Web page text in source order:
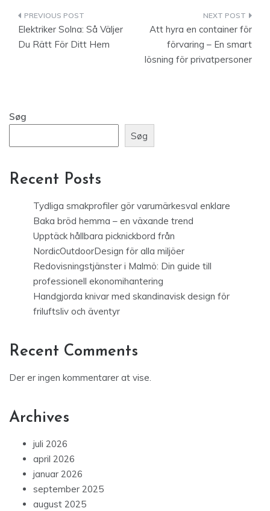
Indlægsnavigation
Elektriker Solna: Så Väljer
Du Rätt För Ditt Hem
Att hyra en container för
förvaring – En smart
lösning för privatpersoner
Søg
Søg
Recent Posts
Tydliga smakprofiler gör varumärkesval enklare
Baka bröd hemma – en växande trend
Upptäck hållbara picknickbord från
NordicOutdoorDesign för alla miljöer
Redovisningstjänster i Malmö: Din guide till
professionell ekonomihantering
Handgjorda knivar med skandinavisk design för
friluftsliv och äventyr
Recent Comments
Der er ingen kommentarer at vise.
Archives
juli 2026
april 2026
januar 2026
september 2025
august 2025